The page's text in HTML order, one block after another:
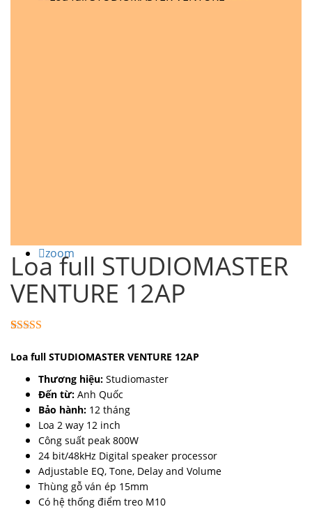
zoom
Loa full STUDIOMASTER
VENTURE 12AP
dựa trên
đánh giá
Loa full STUDIOMASTER VENTURE 12AP
Thương hiệu: Studiomaster
Đến từ: Anh Quốc
Bảo hành: 12 tháng
Loa 2 way 12 inch
Công suất peak 800W
24 bit/48kHz Digital speaker processor
Adjustable EQ, Tone, Delay and Volume
Thùng gỗ ván ép 15mm
Có hệ thống điểm treo M10